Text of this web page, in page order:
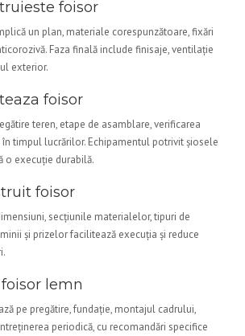
foisor
un plan, materiale corespunzătoare, fixări
Faza finală include finisaje, ventilație
exterior.
foisor
teren, etape de asamblare, verificarea
timpul lucrărilor. Echipamentul potrivit șiosele
o execuție durabilă.
foisor
secțiunile materialelor, tipuri de
și prizelor facilitează execuția și reduce
lemn
pe pregătire, fundație, montajul cadrului,
periodică, cu recomandări specifice